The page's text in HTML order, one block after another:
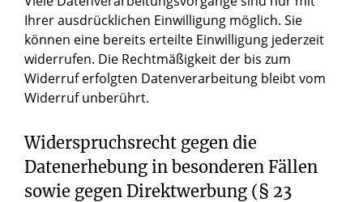
Ihrer ausdrücklichen Einwilligung möglich. Sie
können eine bereits erteilte Einwilligung jederzeit
widerrufen. Die Rechtmäßigkeit der bis zum
Widerruf erfolgten Datenverarbeitung bleibt vom
Widerruf unberührt.
Widerspruchsrecht gegen die
Datenerhebung in besonderen Fällen
sowie gegen Direktwerbung (§ 23